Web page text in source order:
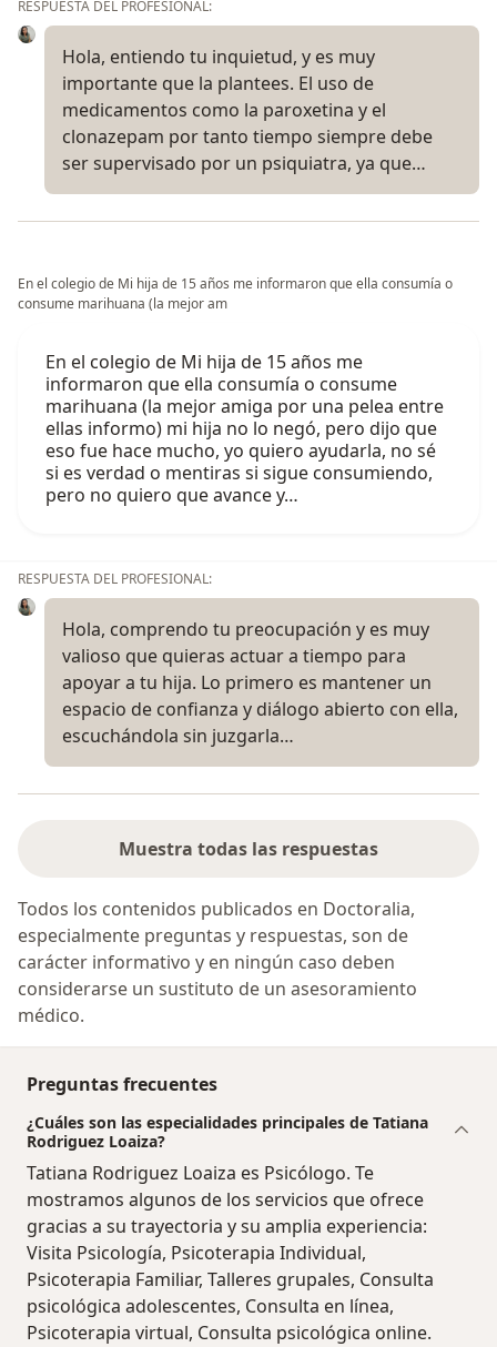
RESPUESTA DEL PROFESIONAL:
Hola, entiendo tu inquietud, y es muy
importante que la plantees. El uso de
medicamentos como la paroxetina y el
clonazepam por tanto tiempo siempre debe
ser supervisado por un psiquiatra, ya que…
En el colegio de Mi hija de 15 años me informaron que ella consumía o
consume marihuana (la mejor am
En el colegio de Mi hija de 15 años me
informaron que ella consumía o consume
marihuana (la mejor amiga por una pelea entre
ellas informo) mi hija no lo negó, pero dijo que
eso fue hace mucho, yo quiero ayudarla, no sé
si es verdad o mentiras si sigue consumiendo,
pero no quiero que avance y…
RESPUESTA DEL PROFESIONAL:
Hola, comprendo tu preocupación y es muy
valioso que quieras actuar a tiempo para
apoyar a tu hija. Lo primero es mantener un
espacio de confianza y diálogo abierto con ella,
escuchándola sin juzgarla…
Muestra todas las respuestas
Todos los contenidos publicados en Doctoralia,
especialmente preguntas y respuestas, son de
carácter informativo y en ningún caso deben
considerarse un sustituto de un asesoramiento
médico.
Preguntas frecuentes
¿Cuáles son las especialidades principales de Tatiana
Rodriguez Loaiza?
Tatiana Rodriguez Loaiza es Psicólogo. Te
mostramos algunos de los servicios que ofrece
gracias a su trayectoria y su amplia experiencia:
Visita Psicología, Psicoterapia Individual,
Psicoterapia Familiar, Talleres grupales, Consulta
psicológica adolescentes, Consulta en línea,
Psicoterapia virtual, Consulta psicológica online.